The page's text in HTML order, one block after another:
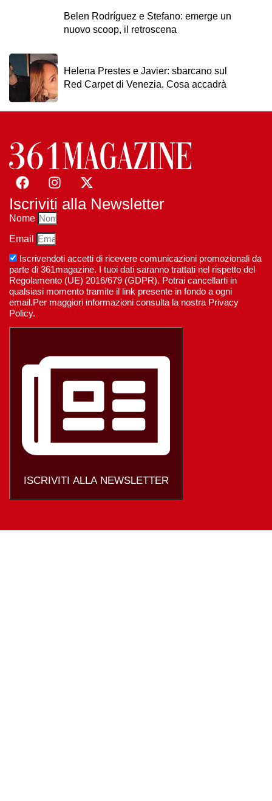
Belen Rodríguez e Stefano: emerge un
nuovo scoop, il retroscena
Helena Prestes e Javier: sbarcano sul
Red Carpet di Venezia. Cosa accadrà
Iscriviti alla Newsletter
Nome
Email
Iscrivendoti accetti di ricevere comunicazioni promozionali da
parte di 361magazine. I tuoi dati saranno trattati nel rispetto del
Regolamento (UE) 2016/679 (GDPR). Potrai cancellarti in
qualsiasi momento tramite il link presente in fondo a ogni
email.Per maggiori informazioni consulta la nostra Privacy
Policy.
ISCRIVITI ALLA NEWSLETTER